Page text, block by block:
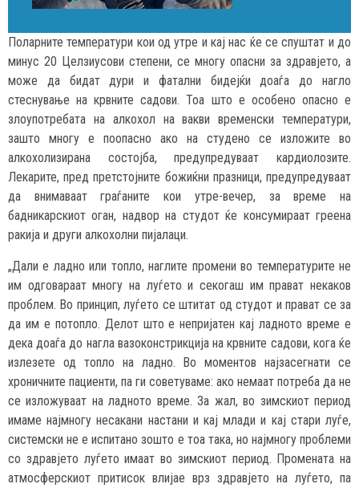
Поларните температури кои од утре и кај нас ќе се спуштат и до
минус 20 Целзиусови степени, се многу опасни за здравјето, а
може да бидат дури и фатални бидејќи доаѓа до нагло
стеснување на крвните садови. Тоа што е особено опасно е
злоупотребата на алкохол на вакви временски температури,
зашто многу е поопасно ако на студено се изложите во
алкохолизирана состојба, предупредуваат кардиолозите.
Лекарите, пред претстојните божиќни празници, предупредуваат
да внимаваат граѓаните кои утре-вечер, за време на
бадникарскиот оган, надвор на студот ќе консумираат греена
ракија и други алкохолни пијалаци.
„Дали е ладно или топло, наглите промени во температурите не
им одговараат многу на луѓето и секогаш им прават некаков
проблем. Во принцип, луѓето се штитат од студот и прават се за
да им е потопло. Делот што е непријатен кај ладното време е
дека доаѓа до нагла вазоконстрикција на крвните садови, кога ќе
излезете од топло на ладно. Во моментов најзасегнати се
хроничните пациенти, па ги советуваме: ако немаат потреба да не
се изложуваат на ладното време. За жал, во зимскиот период
имаме најмногу несакани настани и кај млади и кај стари луѓе,
системски не е испитано зошто е тоа така, но најмногу проблеми
со здравјето луѓето имаат во зимскиот период. Промената на
атмосферскиот притисок влијае врз здравјето на луѓето, па